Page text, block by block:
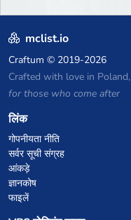
mclist.io
Craftum © 2019-2026
Crafted with love in Poland,
for those who come after
लिंक
गोपनीयता नीति
सर्वर सूची संग्रह
आंकड़े
ज्ञानकोष
फाइलें